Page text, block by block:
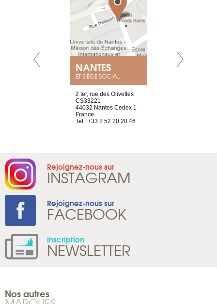
NANTES
ET SIÈGE SOCIAL
2 ter, rue des Olivettes
CS33221
44032 Nantes Cedex 1
France
Tel : +33 2 52 20 20 46
Rejoignez-nous sur
INSTAGRAM
Rejoignez-nous sur
FACEBOOK
Inscription
NEWSLETTER
Nos autres